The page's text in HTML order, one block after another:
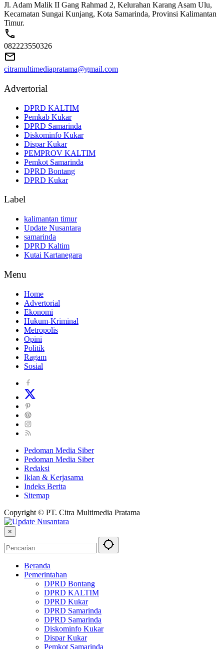
Jl. Adam Malik II Gang Rahmad 2, Kelurahan Karang Asam Ulu,
Kecamatan Sungai Kunjang, Kota Samarinda, Provinsi Kalimantan
Timur.
082223550326
citramultimediapratama@gmail.com
Advertorial
DPRD KALTIM
Pemkab Kukar
DPRD Samarinda
Diskominfo Kukar
Dispar Kukar
PEMPROV KALTIM
Pemkot Samarinda
DPRD Bontang
DPRD Kukar
Label
kalimantan timur
Update Nusantara
samarinda
DPRD Kaltim
Kutai Kartanegara
Menu
Home
Advertorial
Ekonomi
Hukum-Kriminal
Metropolis
Opini
Politik
Ragam
Sosial
Pedoman Media Siber
Pedoman Media Siber
Redaksi
Iklan & Kerjasama
Indeks Berita
Sitemap
Copyright © PT. Citra Multimedia Pratama
×
Beranda
Pemerintahan
DPRD Bontang
DPRD KALTIM
DPRD Kukar
DPRD Samarinda
DPRD Samarinda
Diskominfo Kukar
Dispar Kukar
Pemkot Samarinda